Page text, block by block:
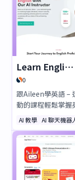
Learn English with Aileen
0
跟Aileen學英語 –
動的課程輕鬆掌握
過個人化互動學
習口說、提升文
彙。立即免費開始
口說英語！
AI 教學 AI 聊天機器